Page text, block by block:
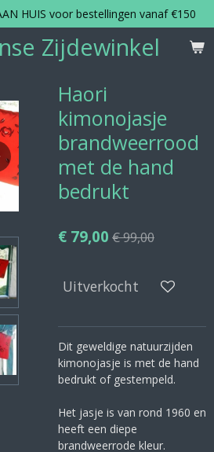
Zijdewinkel
HUIS voor bestellingen vanaf €150
Haori
kimonojasje
brandweerrood
met de hand
bedrukt
€ 79,00 € 99,00
Uitverkocht
Dit geweldige natuurzijden
kimonojasje is met de hand
bedrukt of gestempeld.
Het jasje is van rond 1960 en
heeft een diepe
brandweerrode kleur.